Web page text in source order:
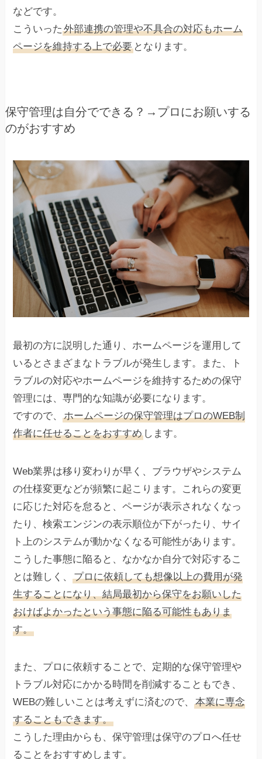
などです。
こういった外部連携の管理や不具合の対応もホーム
ページを維持する上で必要 となります。
保守管理は自分でできる？→プロにお願いする
のがおすすめ
最初の方に説明した通り、ホームページを運用して
いるとさまざまなトラブルが発生します。また、ト
ラブルの対応やホームページを維持するための保守
管理には、専門的な知識が必要になります。
ですので、ホームページの保守管理はプロのWEB制
作者に任せることをおすすめ します。
Web業界は移り変わりが早く、ブラウザやシステム
の仕様変更などが頻繁に起こります。これらの変更
に応じた対応を怠ると、ページが表示されなくなっ
たり、検索エンジンの表示順位が下がったり、サイ
ト上のシステムが動かなくなる可能性があります。
こうした事態に陥ると、なかなか自分で対応するこ
とは難しく、プロに依頼しても想像以上の費用が発
生することになり、結局最初から保守をお願いした
おけばよかったという事態に陥る可能性もありま
す。
また、プロに依頼することで、定期的な保守管理や
トラブル対応にかかる時間を削減することもでき、
WEBの難しいことは考えずに済むので、本業に専念
することもできます。
こうした理由からも、保守管理は保守のプロへ任せ
ることをおすすめします。